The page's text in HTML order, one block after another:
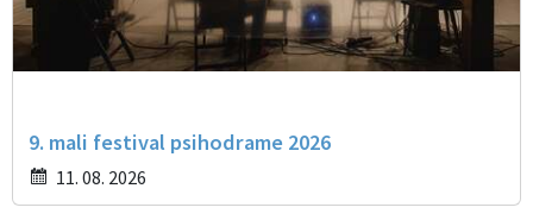
9. mali festival psihodrame 2026
11. 08. 2026